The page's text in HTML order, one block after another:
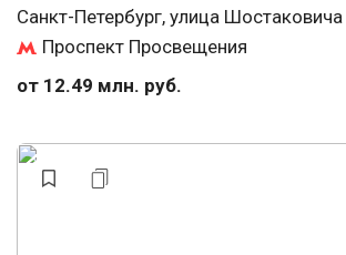
Санкт-Петербург, улица Шостаковича
Проспект Просвещения
от 12.49 млн. руб.